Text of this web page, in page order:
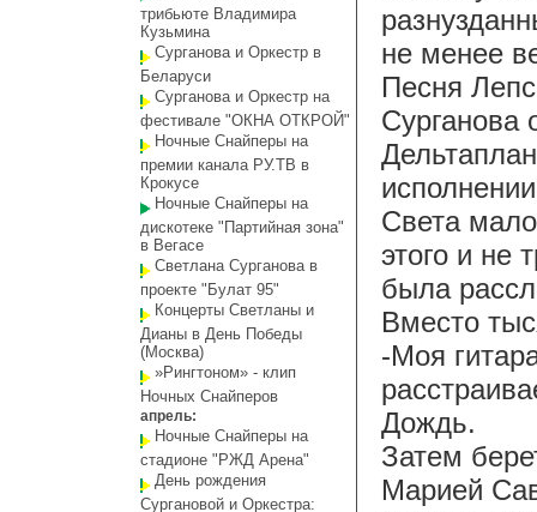
трибьюте Владимира
Кузьмина
Сурганова и Оркестр в
Беларуси
Сурганова и Оркестр на
фестивале "ОКНА ОТКРОЙ"
Ночные Снайперы на
премии канала РУ.ТВ в
Крокусе
Ночные Снайперы на
дискотеке "Партийная зона"
в Вегасе
Светлана Сурганова в
проекте "Булат 95"
Концерты Светланы и
Дианы в День Победы
(Москва)
»Рингтоном» - клип
Ночных Снайперов
апрель:
Ночные Снайперы на
стадионе "РЖД Арена"
День рождения
Сургановой и Оркестра:
не менее
Песня
Сурганова
Света
этого и не
была
Вместо
-Моя
Дождь.
Затем
Марией